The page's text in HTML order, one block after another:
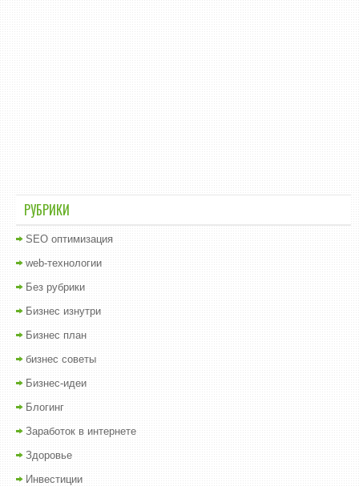
РУБРИКИ
SEO оптимизация
web-технологии
Без рубрики
Бизнес изнутри
Бизнес план
бизнес советы
Бизнес-идеи
Блогинг
Заработок в интернете
Здоровье
Инвестиции